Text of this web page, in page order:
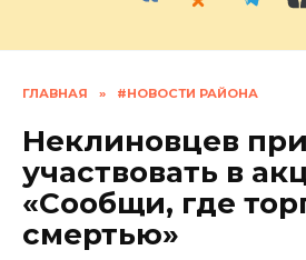
ГЛАВНАЯ » #НОВОСТИ РАЙОНА
Неклиновцев
участвовать в
«Сообщи, где
смертью»